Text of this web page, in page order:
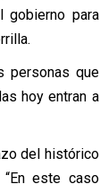
gobierno para
personas que
hoy entran a
del histórico
este caso